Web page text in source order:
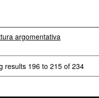
argomentativa
results 196 to 215 of 234